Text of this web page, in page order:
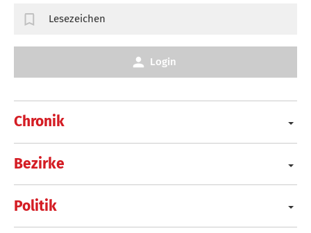
Chronik
Bezirke
Politik
Lesezeichen
Login